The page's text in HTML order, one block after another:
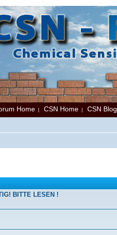
Home | CSN Home | CSN Blog
BITTE LESEN !